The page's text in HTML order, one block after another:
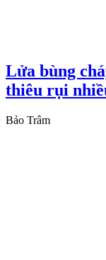
Lửa bùng
thiêu rụi
Bảo Trâm